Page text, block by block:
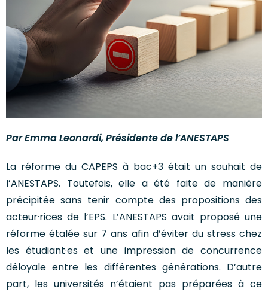
Par Emma Leonardi, Présidente de l’ANESTAPS
La réforme du CAPEPS à bac+3 était un souhait de
l’ANESTAPS. Toutefois, elle a été faite de manière
précipitée sans tenir compte des propositions des
acteur·rices de l’EPS. L’ANESTAPS avait proposé une
réforme étalée sur 7 ans afin d’éviter du stress chez
les étudiant·es et une impression de concurrence
déloyale entre les différentes générations. D’autre
part, les universités n’étaient pas préparées à ce